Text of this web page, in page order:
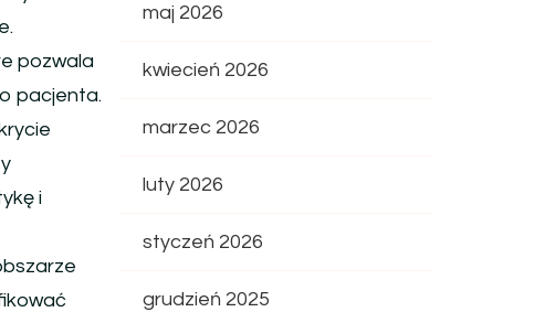
pozwala
pacjenta.
i
maj 2026
kwiecień 2026
marzec 2026
luty 2026
styczeń 2026
grudzień 2025